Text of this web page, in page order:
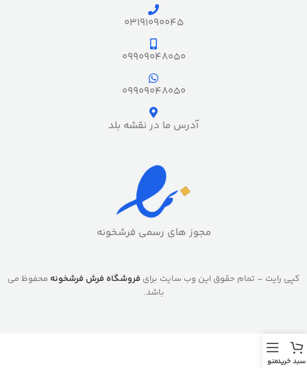
03191090045
09909048050
09909048050
آدرس ما در نقشه بلد
مجوز های رسمی فرشخونه
کپی رایت – تمام حقوق این وب سایت برای فروشگاه فرش فرشخونه محفوظ می
باشد.
سبد خریدمنو